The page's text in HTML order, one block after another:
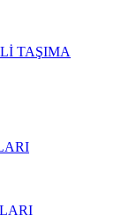
TAŞIMA